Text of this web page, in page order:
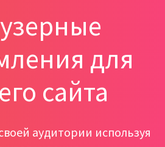
для
сайта
аудитории используя